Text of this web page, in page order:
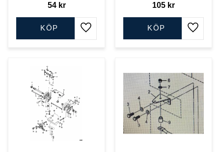
54kr
Lägg till i favoriter
KÖP
105 kr
Lägg
KÖP